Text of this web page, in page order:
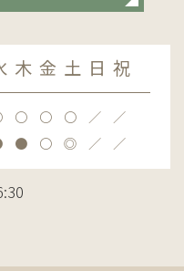
木 金 土 日 祝
〇 〇 〇 ／ ／
● 〇 ◎ ／ ／